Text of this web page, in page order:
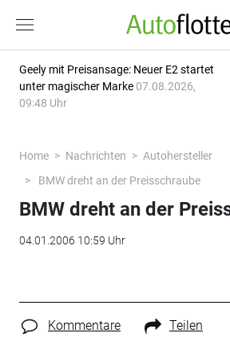
Geely mit Preisansage: Neuer E2 startet
unter magischer Marke 07.08.2026,
09:48 Uhr
Home Nachrichten
Autohersteller
BMW dreht an der Preisschraube
BMW dreht an der
04.01.2006 10:59 Uhr
Kommentare Teilen